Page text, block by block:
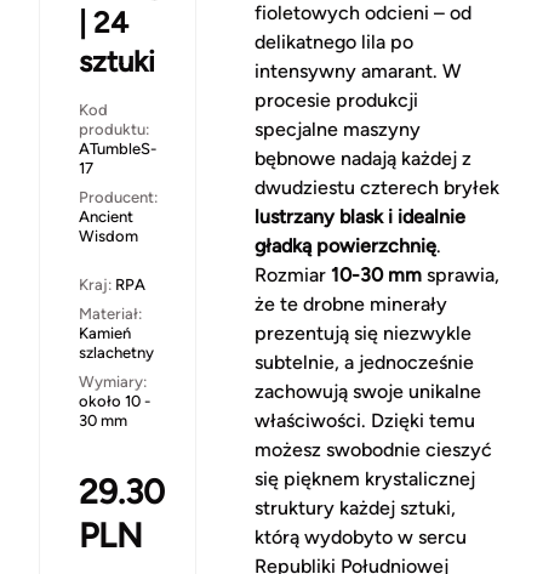
| 24
sztuki
Kod
produktu:
ATumbleS-
17
Producent:
Ancient
Wisdom
Kraj: RPA
Materiał:
Kamień
szlachetny
Wymiary:
około 10 -
30 mm
29.30
PLN
fioletowych odcieni – od
delikatnego lila po
intensywny amarant. W
procesie produkcji
specjalne maszyny
bębnowe nadają każdej z
dwudziestu czterech bryłek
lustrzany blask i idealnie
gładką powierzchnię.
Rozmiar 10-30 mmsprawia,
że te drobne minerały
prezentują się niezwykle
subtelnie, a jednocześnie
zachowują swoje unikalne
właściwości. Dzięki temu
możesz swobodnie cieszyć
się pięknem krystalicznej
struktury każdej sztuki,
którą wydobyto w sercu
Republiki Południowej